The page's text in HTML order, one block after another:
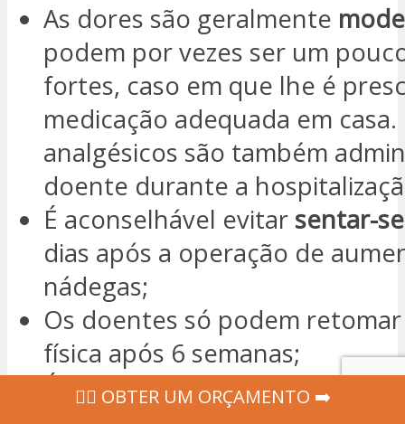
As dores são geralmente
podem por vezes ser um
fortes, caso em que lhe é
medicação adequada em casa.
analgésicos são também
doente durante a
É aconselhável evitar sentar-se
dias após a operação de
nádegas;
Os doentes só podem
física após 6 semanas;
É também obrigatório o uso
‍👩‍⚕ OBTER UM ORÇAMENTO ➡️